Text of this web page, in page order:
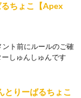
ちょこ【Apex
ト前にルールのご確
しゅんしゅんです
りーばるちょこ